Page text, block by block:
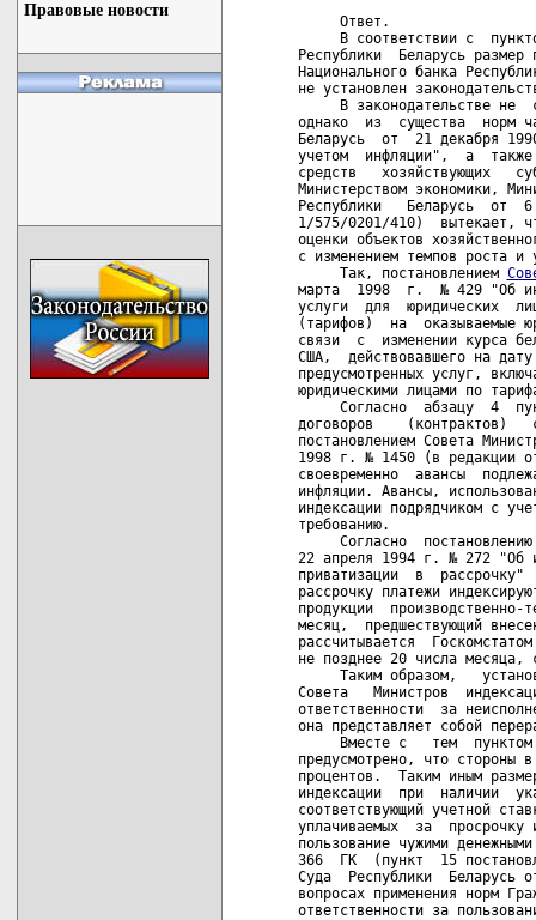
Правовые новости
     Ответ.
В соответствии с
Республики  Беларусь размер
Национального банка
не установлен
В законодательстве не
однако  из  существа  норм
Беларусь  от  21 декабря
учетом  инфляции",  а  также
средств   хозяйствующих
Министерством экономики,
Республики   Беларусь
1/575/0201/410)  вытекает,
оценки объектов
с изменением темпов роста и
     Так, постановлением
марта  1998  г.  № 429 "Об
услуги  для  юридических
(тарифов)  на  оказываемые
связи  с  изменении курса
США,  действовавшего на
предусмотренных услуг,
юридическими лицами по
Согласно  абзацу  4
договоров    (контрактов)
постановлением Совета
1998 г. № 1450 (в редакции
своевременно  авансы
инфляции. Авансы,
индексации подрядчиком с
требованию.
Согласно
22 апреля 1994 г. № 272 "Об
приватизации  в
рассрочку платежи
продукции  производственно-
месяц,  предшествующий
рассчитывается
не позднее 20 числа месяца,
Таким образом,
Совета   Министров
ответственности  за
она представляет собой
Вместе с   тем
предусмотрено, что стороны
процентов.  Таким иным
индексации  при  наличии
соответствующий учетной
уплачиваемых  за  просрочку
пользование чужими
366  ГК  (пункт  15
Суда  Республики
вопросах применения норм
ответственности за